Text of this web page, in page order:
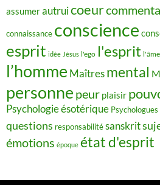
assumerautruicoeur
connaissance conscience
esprit idée Jésus l'ego l'esprit l'âme
l’homme Maîtres mental
personne peur plaisir
Psychologie ésotérique
questions responsabilitésanskrit
émotions époque état d'esprit